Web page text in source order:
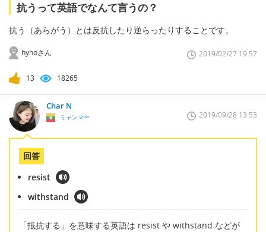
抗うって英語でなんて言うの？
抗う（あらがう）とは反抗したり逆らったりすることです。
hyhoさん 2019/02/27 19:57
13 18265
Char N
ミャンマー 2019/09/28 13:53
回答
resist
withstand
「抵抗する」を意味する英語は resist や withstand などが